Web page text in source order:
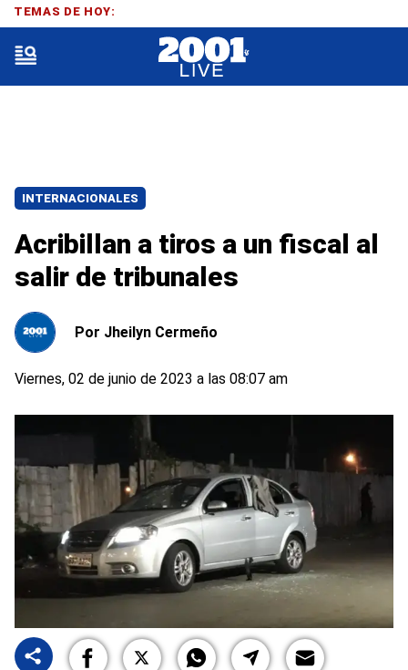
INTERNACIONALES
Acribillan a tiros a un fiscal al
salir de tribunales
Por Jheilyn Cermeño
Viernes, 02 de junio de 2023 a las 08:07 am
TEMAS DE HOY: